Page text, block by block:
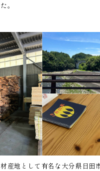
。
産地として有名な大分県日田